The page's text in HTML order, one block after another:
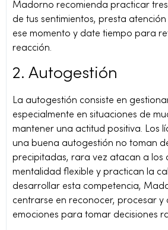
Madorno recomienda practicar
de tus sentimientos, presta
ese momento y date tiempo para
reacción.
2. Autogestión
La autogestión consiste en
especialmente en situaciones de
mantener una actitud positiva. Los
una buena autogestión no toman
precipitadas, rara vez atacan a los
mentalidad flexible y practican la
desarrollar esta competencia,
centrarse en reconocer, procesar y
emociones para tomar decisiones